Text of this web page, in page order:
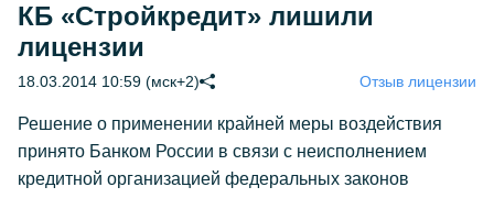
КБ «Стройкредит» лишили
лицензии
18.03.2014 10:59 (мск+2) Отзыв лицензии
Решение о применении крайней меры воздействия
принято Банком России в связи с неисполнением
кредитной организацией федеральных законов